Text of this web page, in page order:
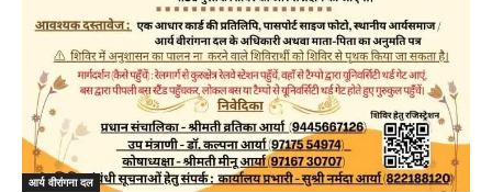
आर्य वीरांगना दल